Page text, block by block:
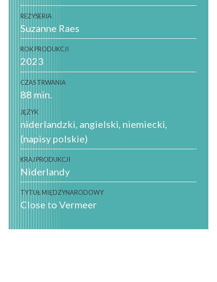
REŻYSERIA
Suzanne Raes
ROK PRODUKCJI
2023
CZAS TRWANIA
88 min.
JĘZYK
niderlandzki angielski niemiecki
(napisy polskie)
KRAJ PRODUKCJI
Niderlandy
TYTUŁ MIĘDZYNARODOWY
Close to Vermeer